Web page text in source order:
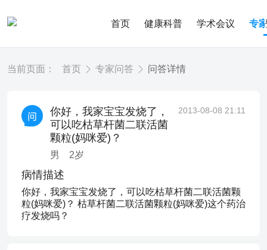
首页 健康科普 学术会议 专
当前页面： 首页 专家问答 问答详情
你好，我家宝宝发烧了，
可以吃枯草杆菌二联活菌
颗粒(妈咪爱)？
男 2岁
2013-08-08 21:11
病情描述
你好，我家宝宝发烧了，可以吃枯草杆菌二联活菌颗
粒(妈咪爱)？ 枯草杆菌二联活菌颗粒(妈咪爱)这个药治
疗发烧吗？